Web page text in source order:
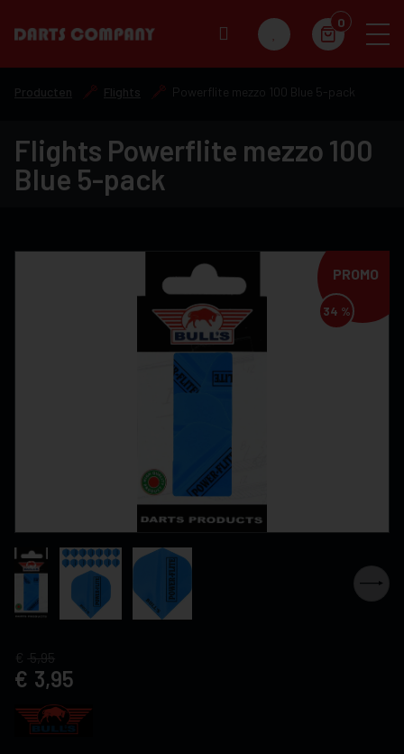
0
Producten Flights Powerflite mezzo 100 Blue 5-pack
Flights Powerflite mezzo 100
Blue 5-pack
PROMO
34 %
5,95
3,95